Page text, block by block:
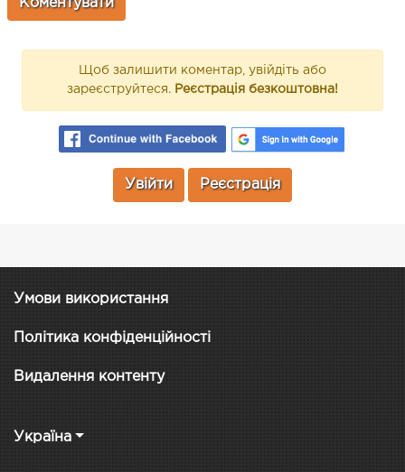
Щоб залишити коментар, увійдіть або
зареєструйтеся. Реєстрація безкоштовна!
Увійти Реєстрація
Умови використання
Політика конфіденційності
Видалення контенту
Україна